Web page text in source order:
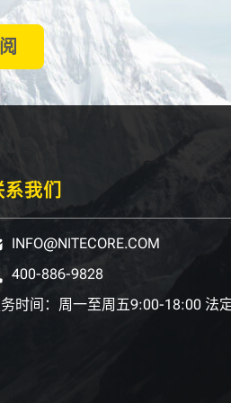
系我们
INFO@NITECORE.COM
400-886-9828
时间：周一至周五9:00-18:00 法